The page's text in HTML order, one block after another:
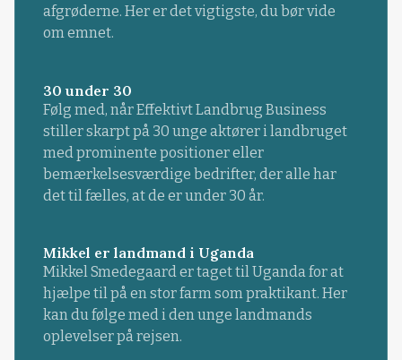
afgrøderne. Her er det vigtigste, du bør vide
om emnet.
30 under 30
Følg med, når Effektivt Landbrug Business
stiller skarpt på 30 unge aktører i landbruget
med prominente positioner eller
bemærkelsesværdige bedrifter, der alle har
det til fælles, at de er under 30 år.
Mikkel er landmand i Uganda
Mikkel Smedegaard er taget til Uganda for at
hjælpe til på en stor farm som praktikant. Her
kan du følge med i den unge landmands
oplevelser på rejsen.